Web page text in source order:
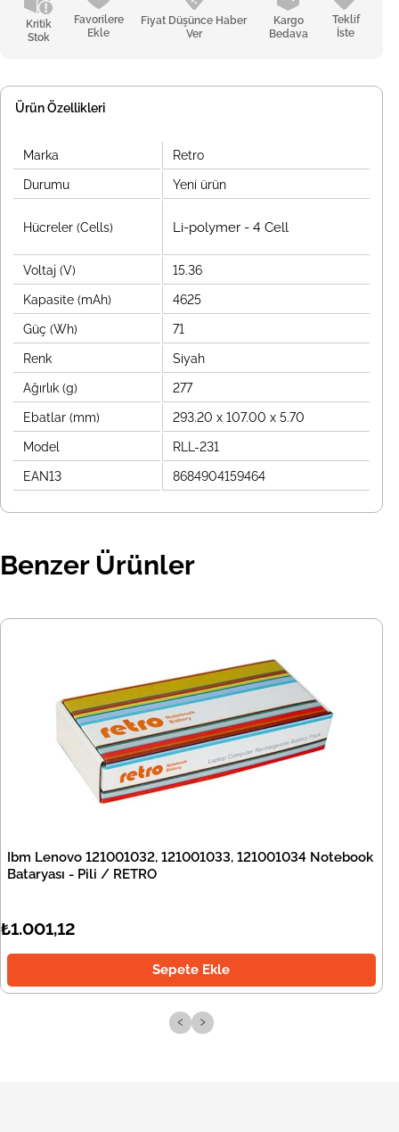
Kritik
Stok
Favorilere
Ekle
Fiyat Düşünce Haber
Ver
Kargo
Bedava
Teklif
İste
Ürün Özellikleri
Marka Retro
Durumu Yeni ürün
Hücreler (Cells) Li-polymer - 4 Cell
Voltaj (V) 15.36
Kapasite (mAh) 4625
Güç (Wh) 71
Renk Siyah
Ağırlık (g) 277
Ebatlar (mm) 293.20 x 107.00 x 5.70
Model RLL-231
EAN13 8684904159464
Benzer Ürünler
Ibm Lenovo 121001032, 121001033, 121001034 Notebook
Bataryası - Pili / RETRO
₺1.001,12
Sepete Ekle
‹ ›